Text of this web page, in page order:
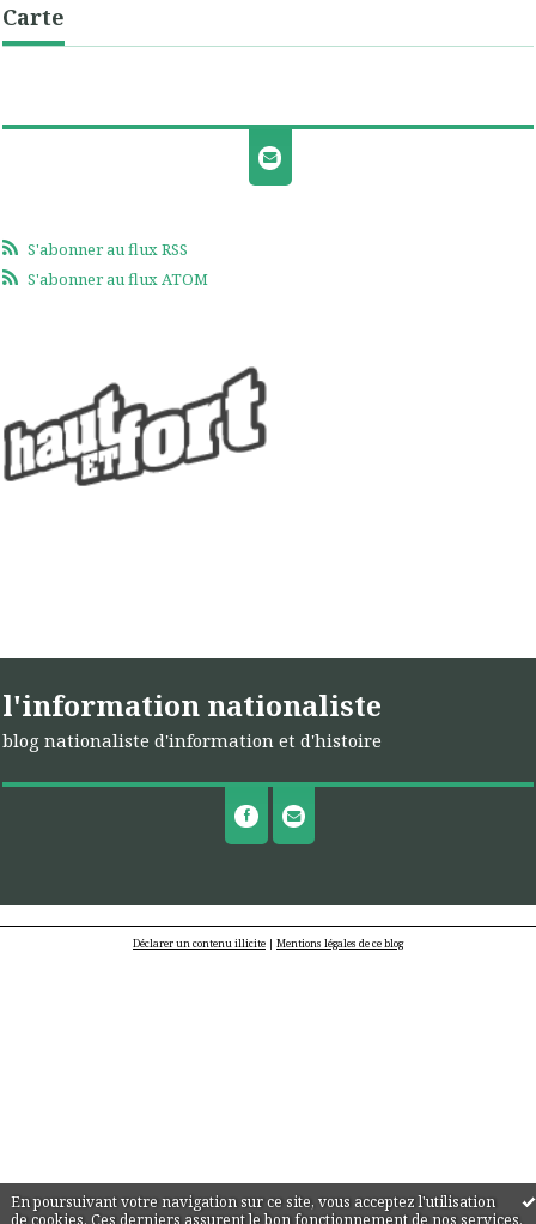
En poursuivant votre navigation sur ce site, vous acceptez l'utilisation
de cookies. Ces derniers assurent le bon fonctionnement de nos services.
Carte
S'abonner au flux RSS
S'abonner au flux ATOM
l'information nationaliste
blog nationaliste d'information et d'histoire
Déclarer un contenu illicite | Mentions légales de ce blog